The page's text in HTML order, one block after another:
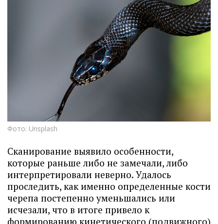
Фото: Unsplash
Сканирование выявило особенности,
которые раньше либо не замечали, либо
интерпретировали неверно. Удалось
проследить, как именно определенные кости
черепа постепенно уменьшались или
исчезали, что в итоге привело к
формированию кинетического (подвижного)